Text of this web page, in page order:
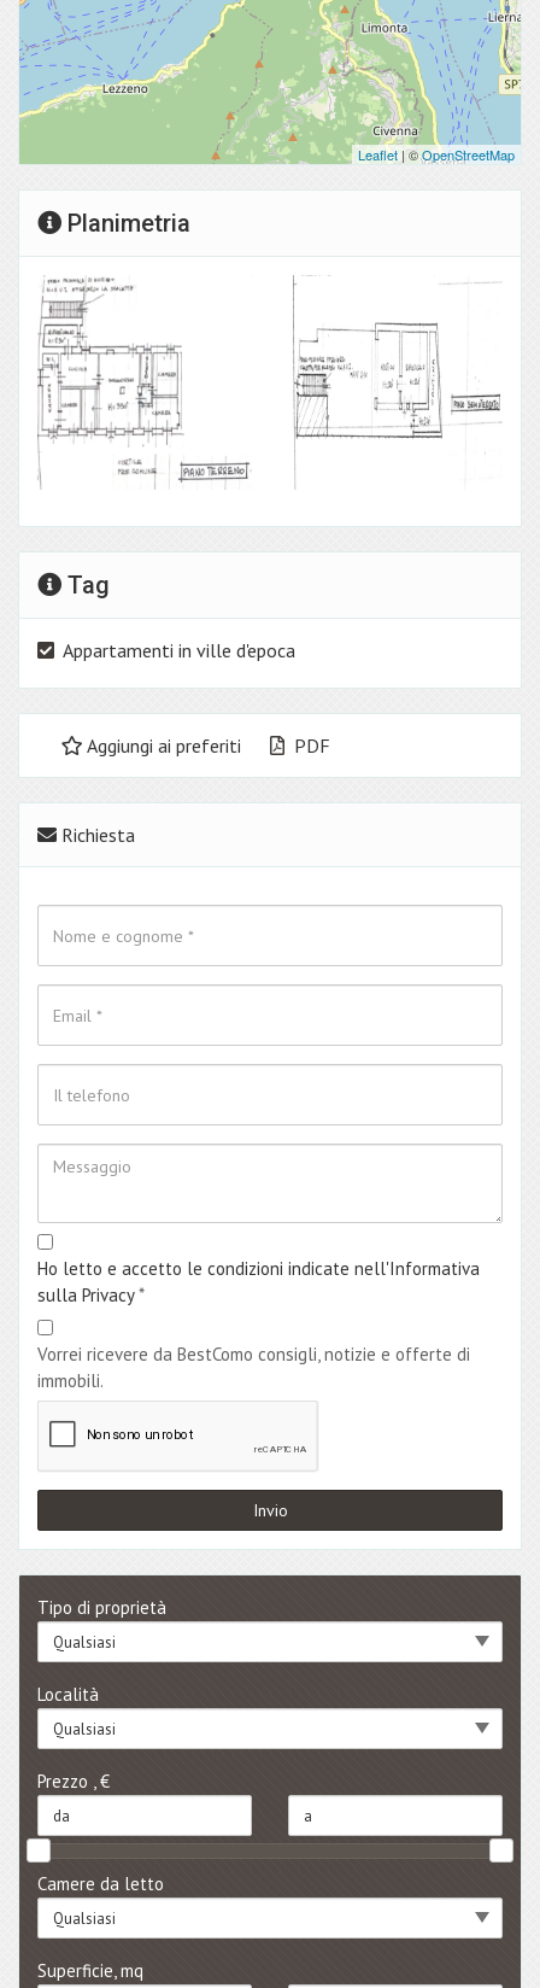
Leaflet | ©OpenStreetMap
Planimetria
Tag
Appartamenti in ville d'epoca
Aggiungi ai preferiti PDF
Richiesta
Ho letto e accetto le condizioni indicate nell'Informativa
sulla Privacy *
Vorrei ricevere da BestComo consigli, notizie e offerte di
immobili.
Tipo di proprietà
Qualsiasi
Località
Qualsiasi
Prezzo , €
Camere da letto
Qualsiasi
Superficie, mq